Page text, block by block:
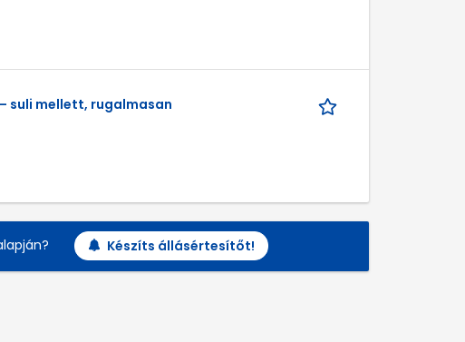
suli mellett, rugalmasan
Készíts állásértesítőt!